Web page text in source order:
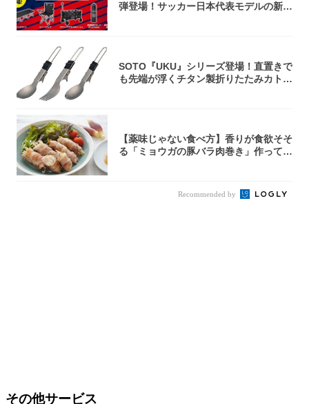
弾登場！サッカー日本代表モデルの新作
SOTO『UKU』シリーズ登場！直置きで
も先端が浮くチタン製折りたたみカトラ
【薬味じゃない食べ方】香りが食欲そそ
る「ミョウガの豚バラ肉巻き」作ってみ
Recommended by
その他サービス